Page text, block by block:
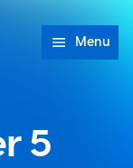
Menu
5